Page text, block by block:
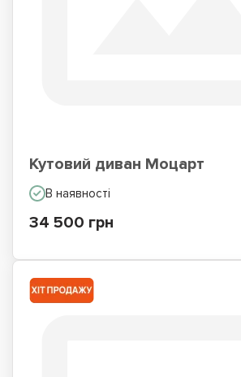
Кутовий диван Моцарт
В наявності
34 500 грн